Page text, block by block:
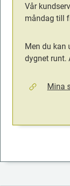
Vår
måndag till
Men du kan
dygnet runt.
Mina